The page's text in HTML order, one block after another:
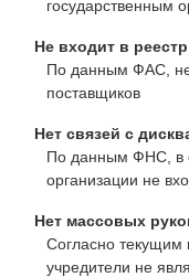
государственным
Не входит в
По данным ФАС, не
поставщиков
Нет связей с
По данным ФНС, в
организации не
Нет массовых
Согласно текущим
учредители не